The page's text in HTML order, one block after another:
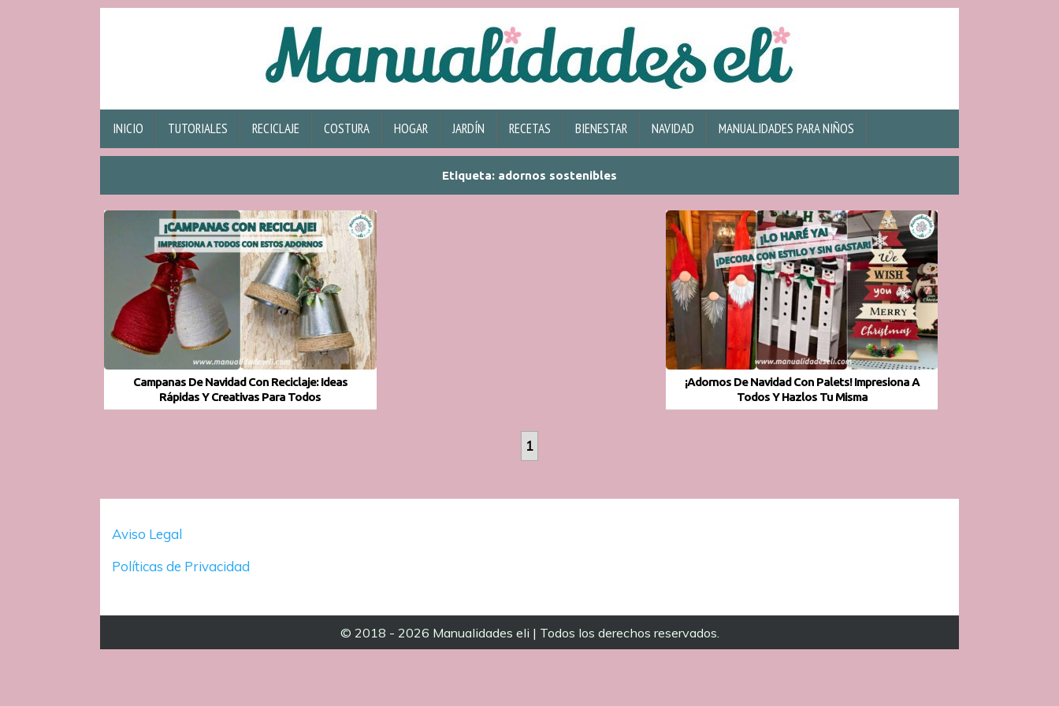
INICIO TUTORIALES RECICLAJE COSTURA HOGAR JARDÍN RECETAS BIENESTAR NAVIDAD MANUALIDADES PARA NIÑOS
Etiqueta: adornos sostenibles
Campanas De Navidad Con Reciclaje: Ideas
Rápidas Y Creativas Para Todos
¡Adornos De Navidad Con Palets! Impresiona A
Todos Y Hazlos Tu Misma
1
Aviso Legal
Políticas de Privacidad
© 2018 - 2026 Manualidades eli | Todos los derechos reservados.